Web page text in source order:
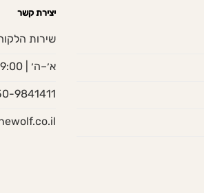
יצירת קשר
שירות
א׳–ה׳ | 09:00–17:00 ו׳ | 10:00–13:00
- WhatsApp only